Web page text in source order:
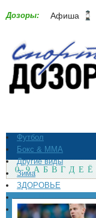
Дозоры: Афиша
Футбол
Бокс & ММА
Другие виды
Зима
ЗДОРОВЬЕ
СпортМагазины
Архив
0 - 9 А Б В Г Д Е Ё